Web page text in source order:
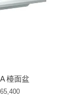
檯面盆